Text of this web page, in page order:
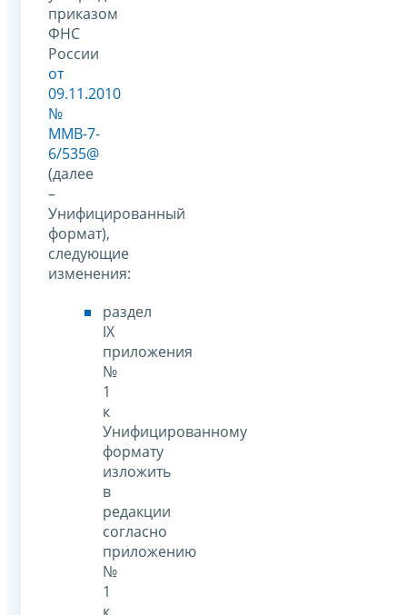
приказом
ФНС
России
от
09.11.2010
№
ММВ-7-
6/535@
(далее
–
Унифицированный
формат),
следующие
изменения:
раздел
IX
приложения
№
1
к
Унифицированному
формату
изложить
в
редакции
согласно
приложению
№
1
к